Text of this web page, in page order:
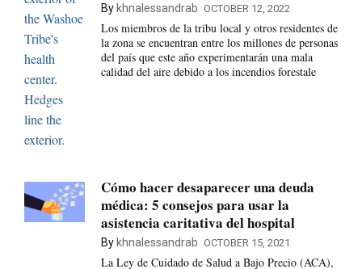
By khnalessandrab OCTOBER 12, 2022
Los miembros de la tribu local y otros residentes de
la zona se encuentran entre los millones de personas
del país que este año experimentarán una mala
calidad del aire debido a los incendios forestale
Cómo hacer desaparecer una deuda
médica: 5 consejos para usar la
asistencia caritativa del hospital
By khnalessandrab OCTOBER 15, 2021
La Ley de Cuidado de Salud a Bajo Precio (ACA),